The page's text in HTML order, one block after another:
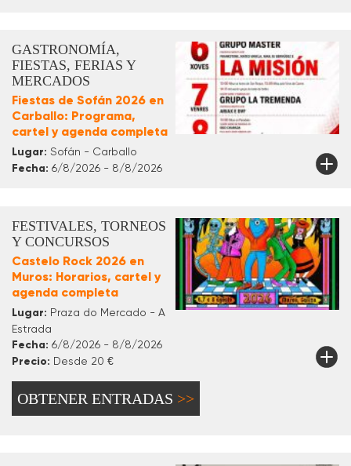
GASTRONOMÍA,
FIESTAS, FERIAS Y
MERCADOS
Fiestas de Sofán 2026 en
Carballo: Programa,
cartel y agenda completa
Lugar: Sofán - Carballo
Fecha: 6/8/2026 - 8/8/2026
FESTIVALES, TORNEOS
Y CONCURSOS
Castelo Rock 2026 en
Muros: Horarios, cartel y
agenda completa
Lugar: Praza do Mercado - A
Estrada
Fecha: 6/8/2026 - 8/8/2026
Precio: Desde 20 €
OBTENER ENTRADAS